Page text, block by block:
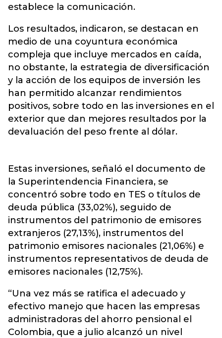
establece la comunicación.
Los resultados, indicaron, se destacan en
medio de una coyuntura económica
compleja que incluye mercados en caída,
no obstante, la estrategia de diversificación
y la acción de los equipos de inversión les
han permitido alcanzar rendimientos
positivos, sobre todo en las inversiones en el
exterior que dan mejores resultados por la
devaluación del peso frente al dólar.
Estas inversiones, señaló el documento de
la Superintendencia Financiera, se
concentró sobre todo en TES o títulos de
deuda pública (33,02%), seguido de
instrumentos del patrimonio de emisores
extranjeros (27,13%), instrumentos del
patrimonio emisores nacionales (21,06%) e
instrumentos representativos de deuda de
emisores nacionales (12,75%).
“Una vez más se ratifica el adecuado y
efectivo manejo que hacen las empresas
administradoras del ahorro pensional el
Colombia, que a julio alcanzó un nivel